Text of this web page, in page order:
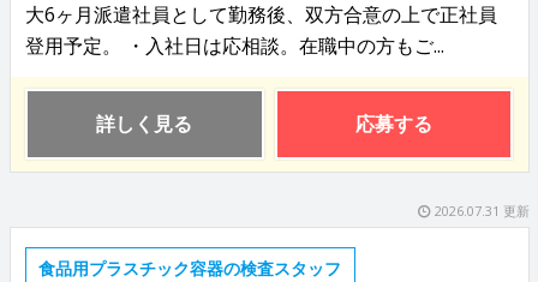
大6ヶ月派遣社員として勤務後、双方合意の上で正社員
登用予定。 ・入社日は応相談。在職中の方もご...
詳しく見る 応募する
2026.07.31 更新
食品用プラスチック容器の検査スタッフ